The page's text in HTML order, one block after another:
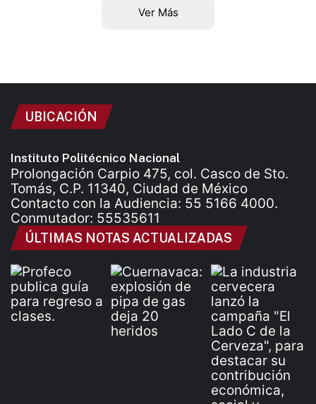
Ver Más
UBICACIÓN
Instituto Politécnico Nacional
Prolongación Carpio 475, col. Casco de Sto.
Tomás, C.P. 11340, Ciudad de México
Contacto con la Audiencia: 55 5166 4000.
Conmutador: 55535611
ÚLTIMAS NOTAS ACTUALIZADAS